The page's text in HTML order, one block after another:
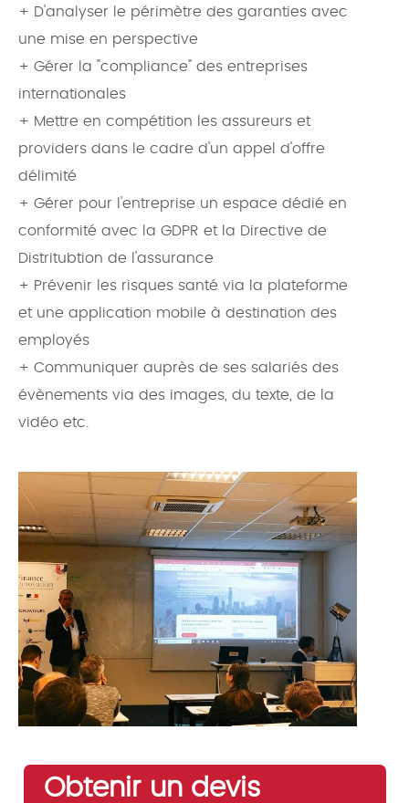
+ D'analyser le périmètre des garanties avec
une mise en perspective
+ Gérer la "compliance" des entreprises
internationales
+ Mettre en compétition les assureurs et
providers dans le cadre d'un appel d'offre
délimité
+ Gérer pour l'entreprise un espace dédié en
conformité avec la GDPR et la Directive de
Distritubtion de l'assurance
+ Prévenir les risques santé via la plateforme
et une application mobile à destination des
employés
+ Communiquer auprès de ses salariés des
évènements via des images, du texte, de la
vidéo etc.
Obtenir un devis